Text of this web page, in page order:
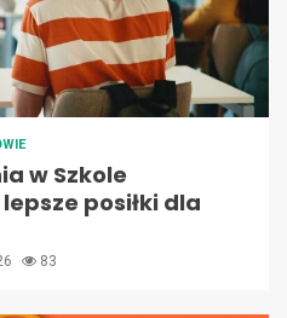
w Szkole
posiłki dla
83